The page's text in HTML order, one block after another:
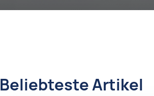
Beliebteste Artikel